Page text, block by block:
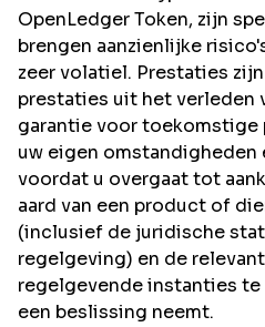
OpenLedger Token, zijn
brengen aanzienlijke
zeer volatiel. Prestaties
prestaties uit het verleden
garantie voor toekomstige
uw eigen omstandigheden
voordat u overgaat tot
aard van een product of
(inclusief de juridische
regelgeving) en de
regelgevende instanties
een beslissing neemt.